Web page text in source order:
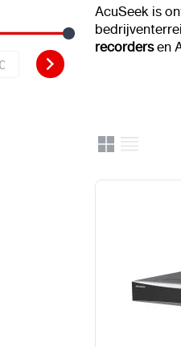
AcuSeek is
recordersen
Uitzicht
Rooster
Lijst